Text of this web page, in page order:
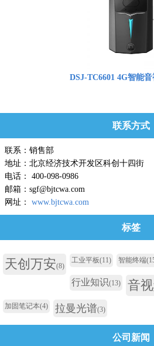
DSJ-TC6601 4G智能
联系方式
联系：销售部
地址：北京经济技术开发区科创十四街
电话： 400-098-0986
邮箱：sgf@bjtcwa.com
网址： www.bjtcwa.com
标签
天创万安(8)
工业平板(11) 智能终端
行业知识(13) 音
加固笔记本(4) 拉曼光谱(3)
公司新闻